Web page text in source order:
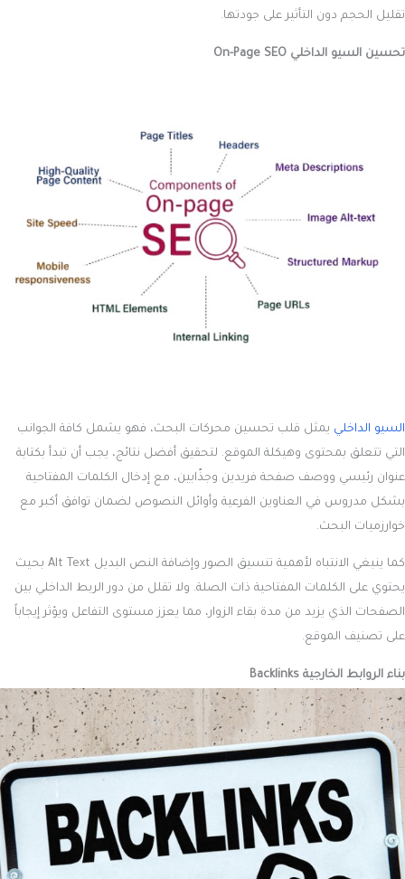
تقليل الحجم دون التأثير على جودتها.
تحسين السيو الداخلي On-Page SEO
السيو الداخلي يمثل قلب تحسين محركات البحث، فهو يشمل كافة الجوانب
التي تتعلق بمحتوى وهيكلة الموقع. لتحقيق أفضل نتائج، يجب أن تبدأ بكتابة
عنوان رئيسي ووصف صفحة فريدين وجذّابين، مع إدخال الكلمات المفتاحية
بشكل مدروس في العناوين الفرعية وأوائل النصوص لضمان توافق أكبر مع
خوارزميات البحث.
كما ينبغي الانتباه لأهمية تنسيق الصور وإضافة النص البديل Alt Text بحيث
يحتوي على الكلمات المفتاحية ذات الصلة. ولا تقلل من دور الربط الداخلي بين
الصفحات الذي يزيد من مدة بقاء الزوار، مما يعزز مستوى التفاعل ويؤثر إيجاباً
على تصنيف الموقع.
بناء الروابط الخارجية Backlinks